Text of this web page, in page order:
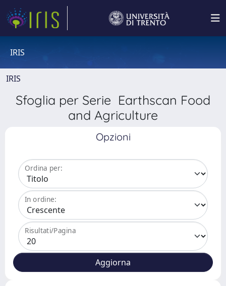
IRIS
IRIS
Sfoglia per Serie Earthscan Food
and Agriculture
Opzioni
Ordina per:
In ordine:
Risultati/Pagina